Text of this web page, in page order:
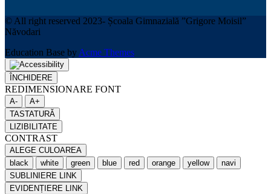
© All right reserved 2023- Școala Gimnazială ”Grigore Moisil”
Năvodari
Education Base by Acme Themes
ÎNCHIDERE
REDIMENSIONARE FONT
A-
A+
TASTATURĂ
LIZIBILITATE
CONTRAST
ALEGE CULOAREA
black
white green blue red orange yellow
navi
SUBLINIERE LINK
EVIDENȚIERE LINK